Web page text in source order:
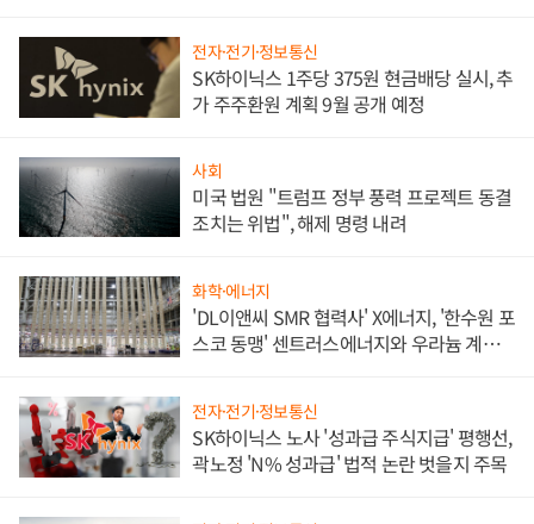
전자·전기·정보통신
SK하이닉스 1주당 375원 현금배당 실시, 추
가 주주환원 계획 9월 공개 예정
사회
미국 법원 "트럼프 정부 풍력 프로젝트 동결
조치는 위법", 해제 명령 내려
화학·에너지
'DL이앤씨 SMR 협력사' X에너지, '한수원 포
스코 동맹' 센트러스에너지와 우라늄 계약
전자·전기·정보통신
SK하이닉스 노사 '성과급 주식지급' 평행선,
곽노정 'N% 성과급' 법적 논란 벗을지 주목